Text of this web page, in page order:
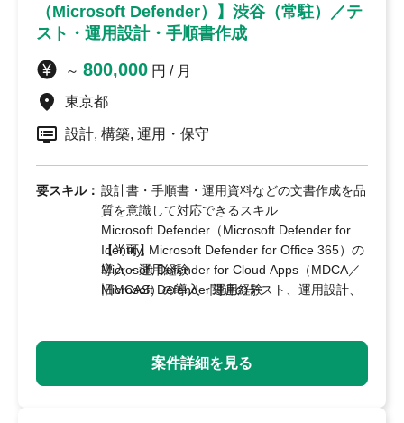
（Microsoft Defender）】渋谷（常駐）／テ
スト・運用設計・手順書作成
～ 800,000 円 / 月
東京都
設計, 構築, 運用・保守
要スキル： 設計書・手順書・運用資料などの文書作成を品
質を意識して対応できるスキル
Microsoft Defender（Microsoft Defender for
Identity, Microsoft Defender for Office 365）の
導入・運用経験
Microsoft Defender関連のテスト、運用設計、
【尚可】
Microsoft Defender for Cloud Apps（MDCA／
旧MCAS）の導入・運用経験
案件詳細を見る